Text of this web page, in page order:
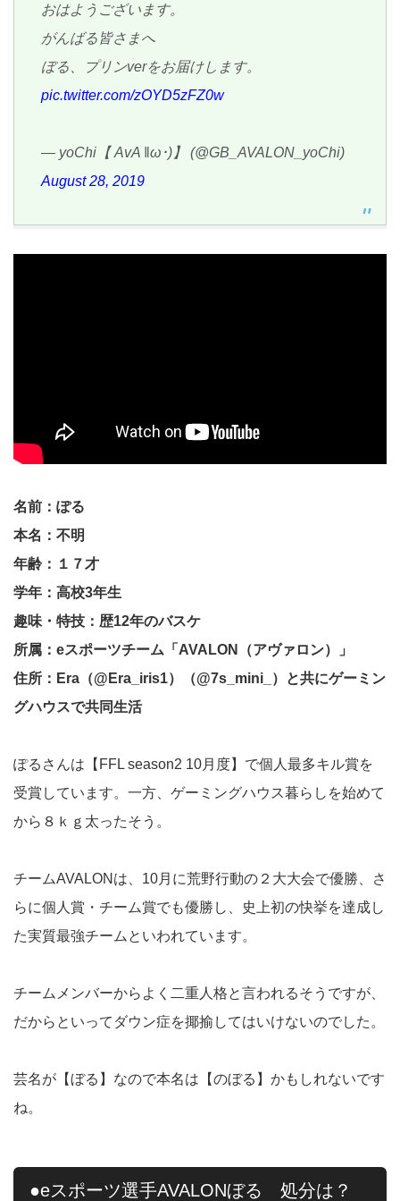
おはようございます。
がんばる皆さまへ
ぼる、プリンverをお届けします。
pic.twitter.com/zOYD5zFZ0w
— yoChi【 AvA ‖ω･)】 (@GB_AVALON_yoChi)
August 28, 2019
名前：ぽる
本名：不明
年齢：１７才
学年：高校3年生
趣味・特技：歴12年のバスケ
所属：eスポーツチーム「AVALON（アヴァロン）」
住所：Era（@Era_iris1）（@7s_mini_）と共にゲーミン
グハウスで共同生活
ぽるさんは【FFL season2 10月度】で個人最多キル賞を
受賞しています。一方、ゲーミングハウス暮らしを始めて
から８ｋｇ太ったそう。
チームAVALONは、10月に荒野行動の２大大会で優勝、さ
らに個人賞・チーム賞でも優勝し、史上初の快挙を達成し
た実質最強チームといわれています。
チームメンバーからよく二重人格と言われるそうですが、
だからといってダウン症を揶揄してはいけないのでした。
芸名が【ぼる】なので本名は【のぼる】かもしれないです
ね。
●eスポーツ選手AVALONぼる 処分は？